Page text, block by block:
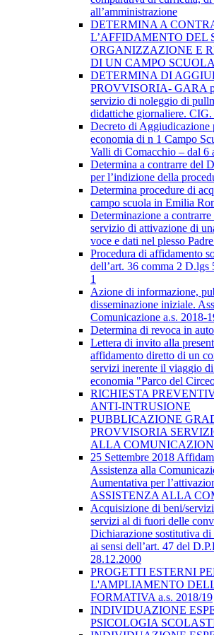
all’amministrazione
DETERMINA A
L’AFFIDAMENTO DEL
ORGANIZZAZIONE E
DI UN CAMPO
​DETERMINA DI
PROVVISORIA- GARA
servizio di noleggio di
didattiche giornaliere.
Decreto di Aggiudicazione
economia di n 1 Campo
Valli di Comacchio – dal 6
Determina a contrarre del
per l’indizione della
Determina procedure di
campo scuola in Emilia
Determinazione a
servizio di attivazione di
voce e dati nel plesso
Procedura di affidamento
dell’art. 36 comma 2 D.lgs
1
Azione di informazione,
disseminazione iniziale.
Comunicazione a.s. 2018-
Determina di revoca in
Lettera di invito alla
affidamento diretto di un
servizi inerente il viaggio
economia "Parco del
RICHIESTA
ANTI-INTRUSIONE
PUBBLICAZIONE
PROVVISORIA
ALLA
25 Settembre 2018
Assistenza alla
Aumentativa per
ASSISTENZA ALLA
Acquisizione di beni/
servizi al di fuori delle
Dichiarazione sostitutiva di
ai sensi dell’art. 47 del
28.12.2000
PROGETTI ESTERNI
L'AMPLIAMENTO
FORMATIVA a.s. 2018/19
INDIVIDUAZIONE
PSICOLOGIA